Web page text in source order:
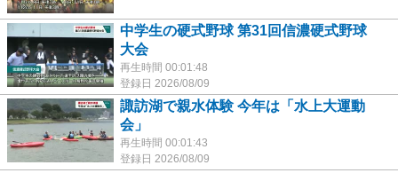
中学生の硬式野球 第31回信濃硬式野球
大会
再生時間 00:01:48
登録日 2026/08/09
諏訪湖で親水体験 今年は「水上大運動
会」
再生時間 00:01:43
登録日 2026/08/09